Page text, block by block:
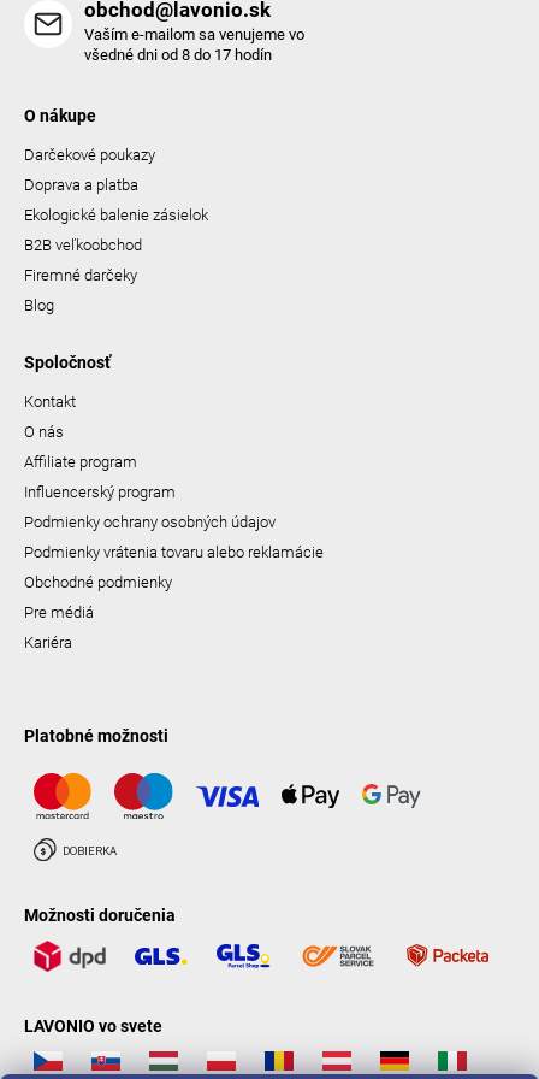
obchod@lavonio.sk
Vaším e-mailom sa venujeme vo
všedné dni od 8 do 17 hodín
O nákupe
Darčekové poukazy
Doprava a platba
Ekologické balenie zásielok
B2B veľkoobchod
Firemné darčeky
Blog
Spoločnosť
Kontakt
O nás
Affiliate program
Influencerský program
Podmienky ochrany osobných údajov
Podmienky vrátenia tovaru alebo reklamácie
Obchodné podmienky
Pre médiá
Kariéra
Platobné možnosti
Možnosti doručenia
LAVONIO vo svete